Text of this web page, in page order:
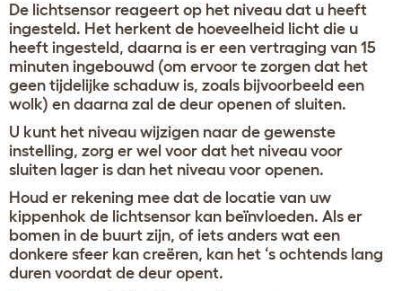
De lichtsensor reageert op het niveau dat u heeft
ingesteld. Het herkent de hoeveelheid licht die u
heeft ingesteld, daarna is er een vertraging van 15
minuten ingebouwd (om ervoor te zorgen dat het
geen tijdelijke schaduw is, zoals bijvoorbeeld een
wolk) en daarna zal de deur openen of sluiten.
U kunt het niveau wijzigen naar de gewenste
instelling, zorg er wel voor dat het niveau voor
sluiten lager is dan het niveau voor openen.
Houd er rekening mee dat de locatie van uw
kippenhok de lichtsensor kan beïnvloeden. Als er
bomen in de buurt zijn, of iets anders wat een
donkere sfeer kan creëren, kan het ‘s ochtends lang
duren voordat de deur opent.